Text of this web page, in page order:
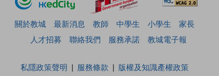
關於教城 最新消息 教師 中學生 小學生
家長
人才招募
聯絡我們 服務承諾 教城電子報
私隱政策聲明 服務條款
版權及知識產權政策